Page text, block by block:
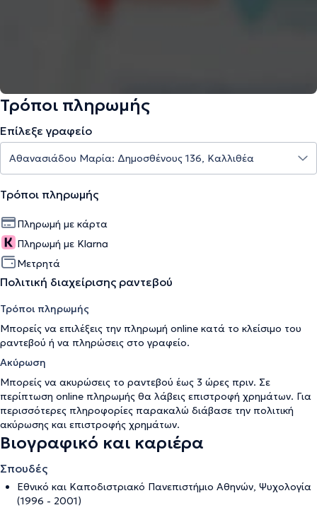
Τρόποι πληρωμής
Επίλεξε γραφείο
Τρόποι πληρωμής
Πληρωμή με κάρτα
Πληρωμή με Klarna
Μετρητά
Πολιτική διαχείρισης ραντεβού
Τρόποι πληρωμής
Μπορείς να επιλέξεις την πληρωμή online κατά το κλείσιμο του
ραντεβού ή να πληρώσεις στο γραφείο.
Ακύρωση
Μπορείς να ακυρώσεις το ραντεβού έως 3 ώρες πριν. Σε
περίπτωση online πληρωμής θα λάβεις επιστροφή χρημάτων. Για
περισσότερες πληροφορίες παρακαλώ διάβασε την πολιτική
ακύρωσης και επιστροφής χρημάτων.
Βιογραφικό και καριέρα
Σπουδές
Εθνικό και Καποδιστριακό Πανεπιστήμιο Αθηνών, Ψυχολογία
(1996 - 2001)